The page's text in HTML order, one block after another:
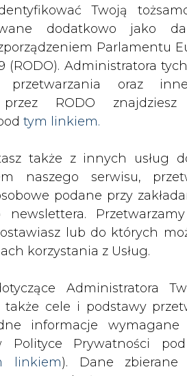
ZMIANY KADROWE NA RYNKU
Twoją
dodatkowo jako
Parlamentu
(RODO). Administratora
oraz
RODO
tym linkiem.
także z innych usług
naszego serwisu,
podane przy
newslettera.
lub do których
korzystania z Usług.
Administratora
także cele i podstawy
informacje wymagane
Polityce Prywatności
linkiem). Dane
drukuj skomentuj